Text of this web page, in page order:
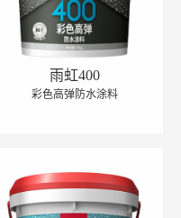
雨虹400
彩色高弹防水涂料